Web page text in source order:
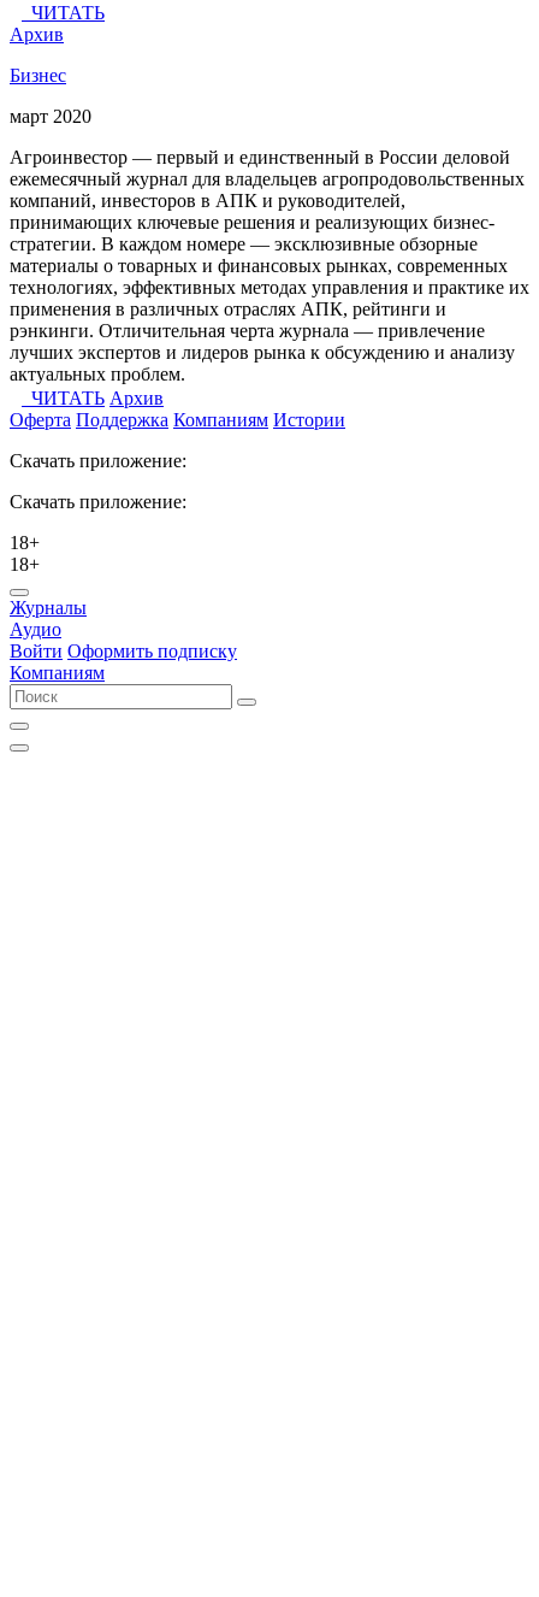
ЧИТАТЬ
Архив
Бизнес
март 2020
Агроинвестор — первый и единственный в России деловой
ежемесячный журнал для владельцев агропродовольственных
компаний, инвесторов в АПК и руководителей,
принимающих ключевые решения и реализующих бизнес-
стратегии. В каждом номере — эксклюзивные обзорные
материалы о товарных и финансовых рынках, современных
технологиях, эффективных методах управления и практике их
применения в различных отраслях АПК, рейтинги и
рэнкинги. Отличительная черта журнала — привлечение
лучших экспертов и лидеров рынка к обсуждению и анализу
актуальных проблем.
ЧИТАТЬ Архив
Оферта Поддержка Компаниям Истории
Скачать приложение:
Скачать приложение:
18+
18+
Журналы
Аудио
Войти Оформить подписку
Компаниям